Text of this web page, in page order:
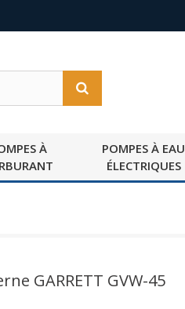
À
POMPES À EAU
ÉLECTRIQUES
GARRETT GVW-45